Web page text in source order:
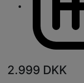
2.999 DKK